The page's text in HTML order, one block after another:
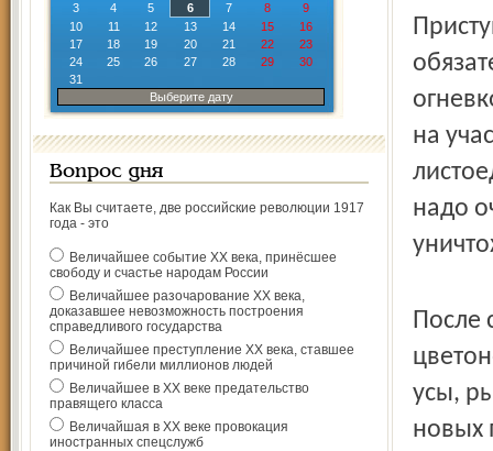
3
4 5 6 7 8
9
10
11 12 13 14 15
16
17
18 19 20 21 22
23
24
25 26 27 28 29
30
31
Выберите дату
Вопрос дня
Как Вы считаете, две российские революции 1917
года - это
Величайшее событие ХХ века, принёсшее
свободу и счастье народам России
Величайшее разочарование ХХ века,
доказавшее невозможность построения
справедливого государства
Величайшее преступление ХХ века, ставшее
причиной гибели миллионов людей
Величайшее в ХХ веке предательство
правящего класса
Величайшая в ХХ веке провокация
иностранных спецслужб
на
надо
После
усы,
новых